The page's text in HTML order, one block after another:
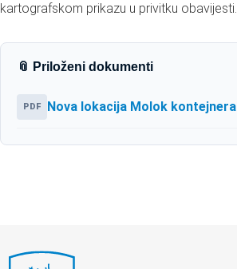
kartografskom prikazu u privitku obavijesti.
📎 Priloženi dokumenti
PDF Nova lokacija Molok kontejnera